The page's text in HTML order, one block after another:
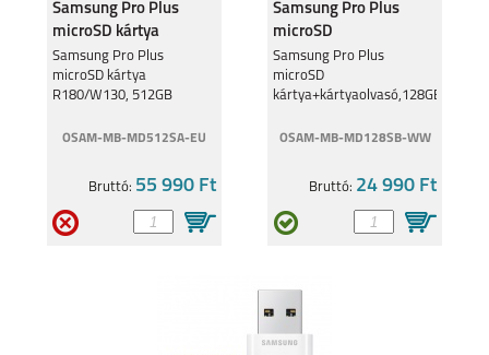
Samsung Pro Plus
microSD kártya
R180/W130, 512GB
Samsung Pro Plus
microSD kártya
R180/W130, 512GB
OSAM-MB-MD512SA-EU
Bruttó: 55 990 Ft
Samsung Pro Plus
microSD
kártya+kártyaolvasó,128GB
Samsung Pro Plus
microSD
kártya+kártyaolvasó,128GB
OSAM-MB-MD128SB-WW
Bruttó: 24 990 Ft